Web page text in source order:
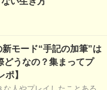
モード“手記の加筆”は
うなの？集まってプ
】